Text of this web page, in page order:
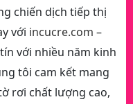
chiến dịch tiếp thị
với incucre.com –
với nhiều năm kinh
tôi cam kết mang
rơi chất lượng cao,